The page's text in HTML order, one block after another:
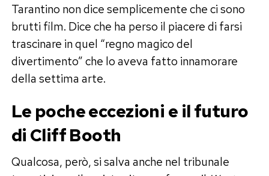
Tarantino non dice semplicemente che ci sono
brutti film. Dice che ha perso il piacere di farsi
trascinare in quel “regno magico del
divertimento” che lo aveva fatto innamorare
della settima arte.
Le poche eccezioni e il futuro
di Cliff Booth
Qualcosa, però, si salva anche nel tribunale